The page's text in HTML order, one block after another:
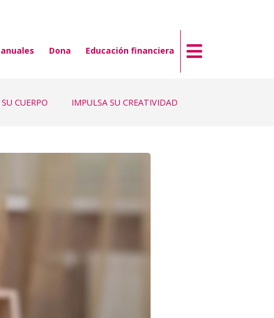
Dona Educación financiera
CUERPO IMPULSA SU CREATIVIDAD